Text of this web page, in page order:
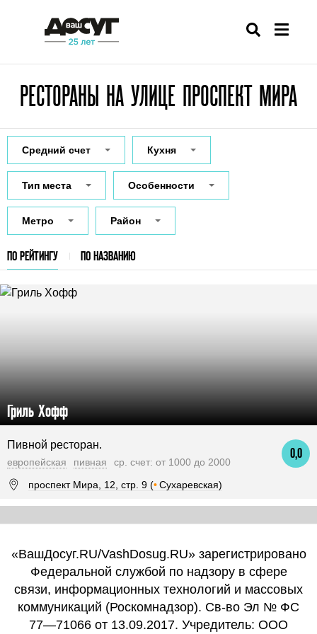
РЕСТОРАНЫ НА УЛИЦЕ ПРОСПЕКТ МИРА
Средний счет Кухня
Тип места Особенности
Метро Район
ПО РЕЙТИНГУ ПО НАЗВАНИЮ
Гриль Хофф
0,0
Пивной ресторан.
европейская пивная
ср. счет: от 1000 до 2000
проспект Мира, 12, стр. 9 (•Сухаревская)
«ВашДосуг.RU/VashDosug.RU» зарегистрировано
Федеральной службой по надзору в сфере
связи, информационных технологий и массовых
коммуникаций (Роскомнадзор). Св-во Эл № ФС
77—71066 от 13.09.2017. Учредитель: ООО